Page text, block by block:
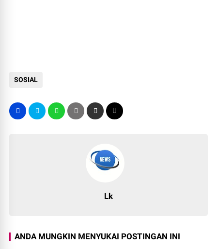
SOSIAL
Lk
ANDA MUNGKIN MENYUKAI POSTINGAN INI